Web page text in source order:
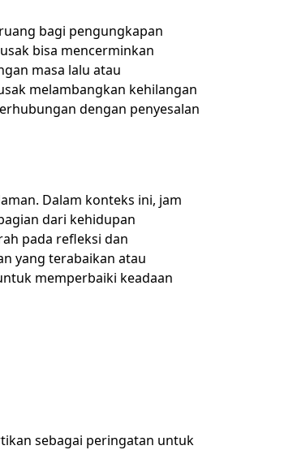
bagi pengungkapan
bisa mencerminkan
masa lalu atau
melambangkan kehilangan
dengan penyesalan
Dalam konteks ini, jam
dari kehidupan
pada refleksi dan
yang terabaikan atau
memperbaiki keadaan
sebagai peringatan untuk